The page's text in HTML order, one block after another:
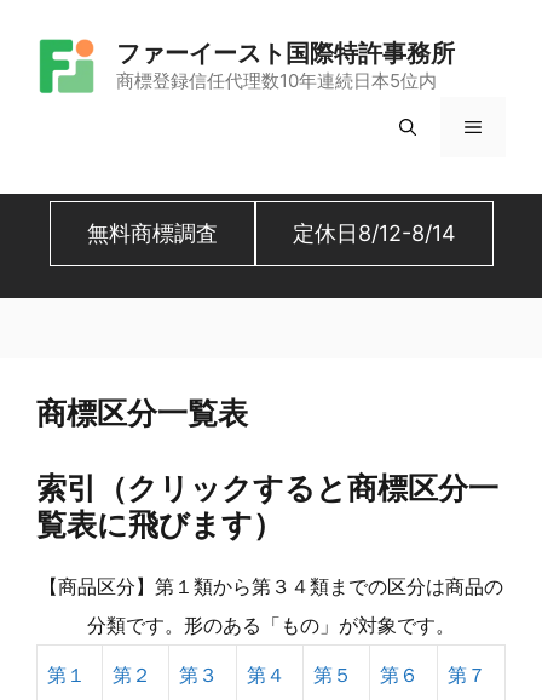
ファーイースト国際特許事務所
商標登録信任代理数10年連続日本5位内
メ
無料商標調査 定休日8/12-8/14
商標区分一覧表
索引（クリックすると商標区分一
覧表に飛びます）
【商品区分】第１類から第３４類までの区分は商品の
分類です。形のある「もの」が対象です。
第１
第２
第３
第４
第５
第６
第７